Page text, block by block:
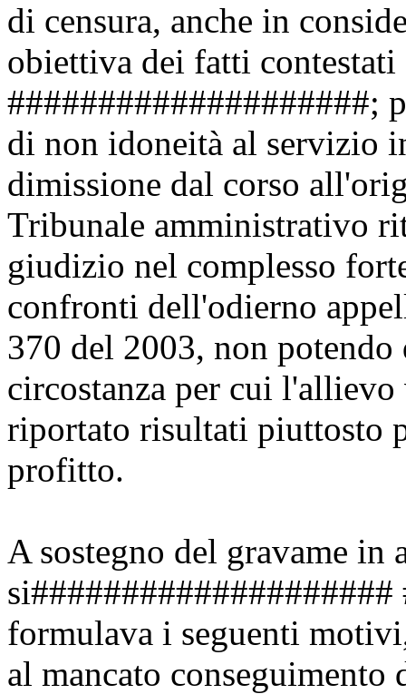
di censura, anche in
obiettiva dei fatti
####################;
di non idoneità al servizio
dimissione dal corso
Tribunale amministrativo
giudizio nel complesso
confronti dell'odierno
370 del 2003, non
circostanza per cui l'allievo
riportato risultati piuttosto
profitto.
A sostegno del gravame in
formulava i seguenti
al mancato